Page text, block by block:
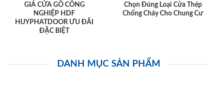
GIÁ CỬA GỖ CÔNG
NGHIỆP HDF
HUYPHATDOOR ƯU ĐÃI
ĐẶC BIỆT
Chọn Đúng Loại Cửa Thép
Chống Cháy Cho Chung Cư
DANH MỤC SẢN PHẨM